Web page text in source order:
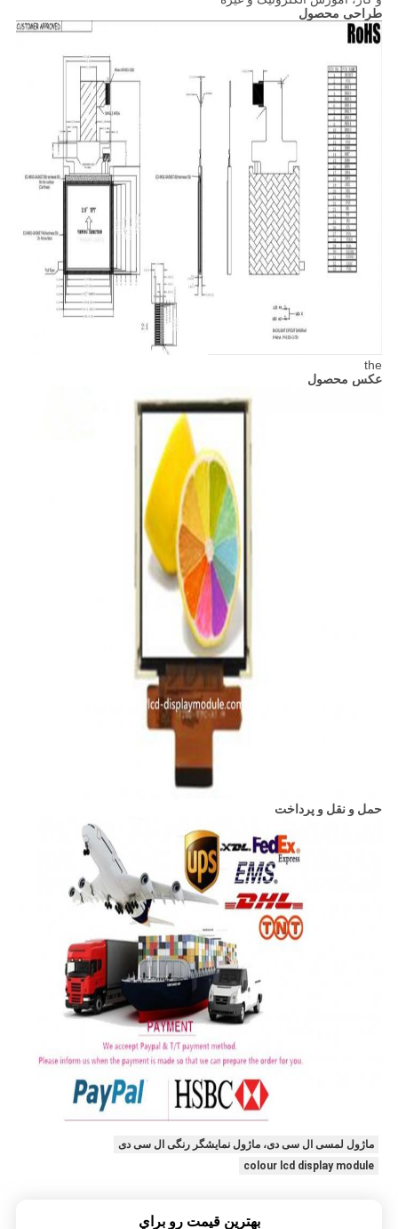
طراحی محصول
the
عکس محصول
حمل و نقل و پرداخت
ماژول لمسی ال سی دی، ماژول نمایشگر رنگی ال سی دی
colour lcd display module
بهترين قيمت رو براي